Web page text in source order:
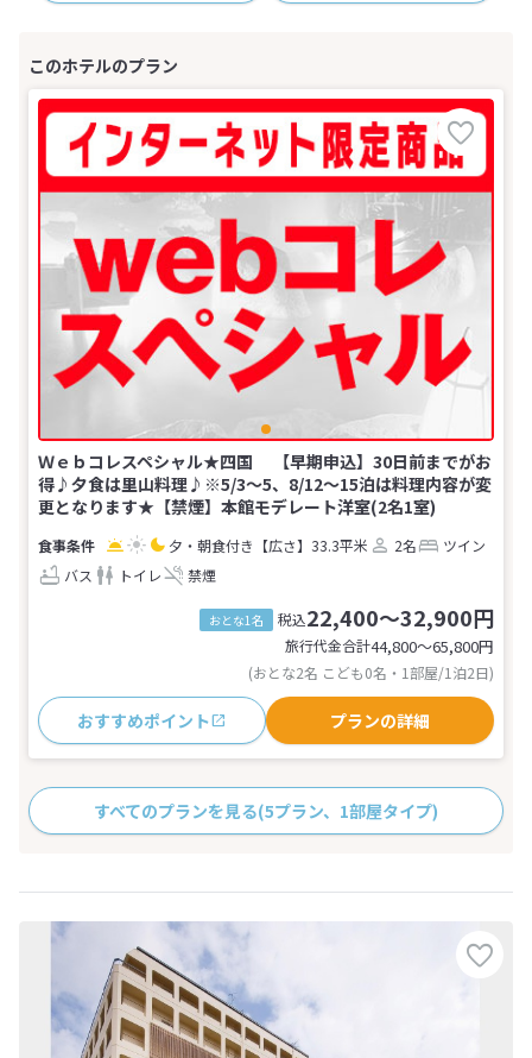
Ｗｅｂコレスペシャル★四国 【早期申込】30日前までがお
得♪夕食は里山料理♪※5/3～5、8/12～15泊は料理内容が変
更となります★【禁煙】本館モデレート洋室(2名1室)
夕・朝食付き 【広さ】33.3平米 2名
ツイン
バス
トイレ 禁煙
おとな1名 税込22,400～32,900円
旅行代金合計44,800〜65,800円
(おとな2名 こども0名・1部屋/1泊2日)
おすすめポイント プランの詳細
すべてのプランを見る(5プラン、1部屋タイプ)